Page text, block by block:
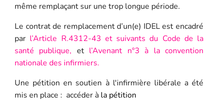
même remplaçant sur une trop longue période.
Le contrat de remplacement d’un(e) IDEL est encadré
par l’Article R.4312-43 et suivants du Code de la
santé publique, et l’Avenant n°3 à la convention
nationale des infirmiers.
Une pétition en soutien à l'infirmière libérale a été
mis en place : accéder à la pétition